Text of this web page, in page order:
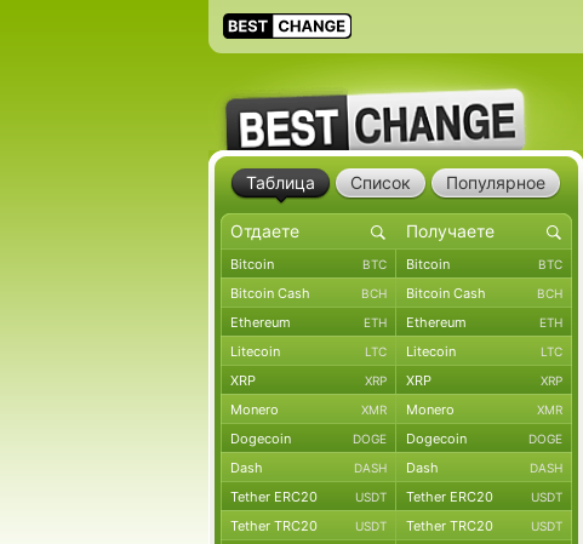
Таблица Список Популярное
Bitcoin BTC Bitcoin BTC
Bitcoin Cash BCH Bitcoin Cash BCH
Ethereum ETH Ethereum ETH
Litecoin LTC Litecoin LTC
XRP XRP XRP XRP
Monero XMR Monero XMR
Dogecoin DOGE Dogecoin DOGE
Dash DASH Dash DASH
Tether ERC20 USDT Tether ERC20 USDT
Tether TRC20 USDT Tether TRC20 USDT